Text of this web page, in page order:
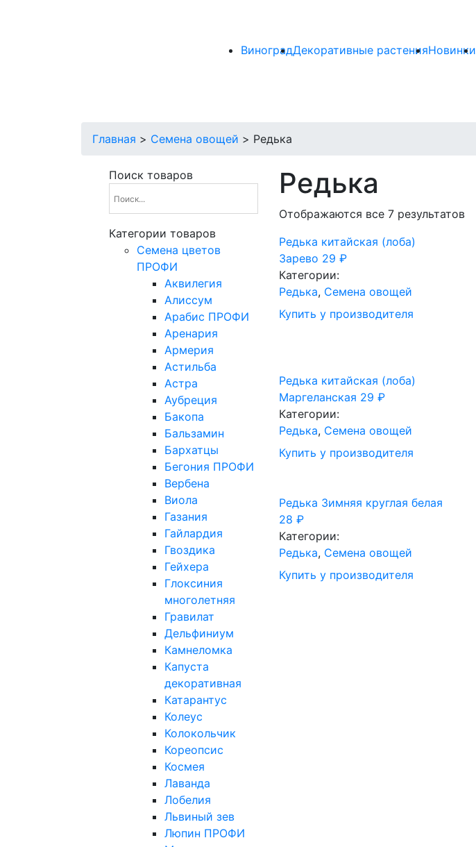
ВиноградДекоративные растенияНовинки
Главная > Семена овощей > Редька
Поиск товаров
Категории товаров
Cемена цветов
ПРОФИ
Аквилегия
Алиссум
Арабис ПРОФИ
Аренария
Армерия
Астильба
Астра
Аубреция
Бакопа
Бальзамин
Бархатцы
Бегония ПРОФИ
Вербена
Виола
Газания
Гайлардия
Гвоздика
Гейхера
Глоксиния
многолетняя
Гравилат
Дельфиниум
Камнеломка
Капуста
декоративная
Катарантус
Колеус
Колокольчик
Кореопсис
Космея
Лаванда
Лобелия
Львиный зев
Люпин ПРОФИ
Редька
Отображаются все 7 результатов
Редька китайская (лоба)
Зарево 29 ₽
Категории:
Редька, Семена овощей
Купить у производителя
Редька китайская (лоба)
Маргеланская 29 ₽
Категории:
Редька, Семена овощей
Купить у производителя
Редька Зимняя круглая белая
28 ₽
Категории:
Редька, Семена овощей
Купить у производителя